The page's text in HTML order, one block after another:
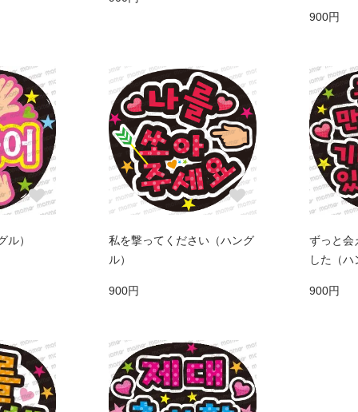
900円
ル）
私を撃ってください（ハング
ル）
900円
ずっと会
した（
900円